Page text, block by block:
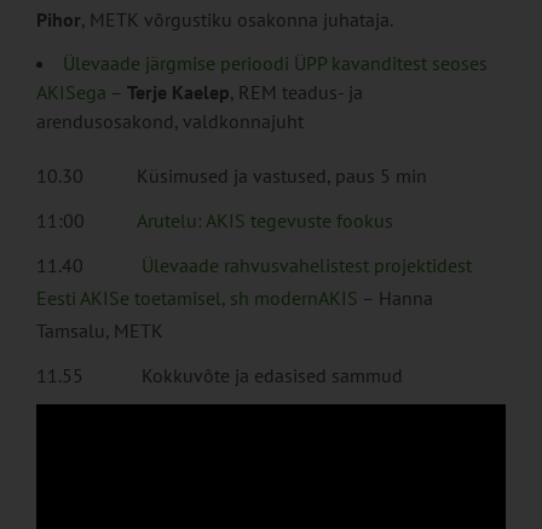
Pihor, METK võrgustiku osakonna juhataja.
Ülevaade järgmise perioodi ÜPP kavanditest seoses
AKISega – Terje Kaelep, REM teadus- ja
arendusosakond, valdkonnajuht
10.30 Küsimused ja vastused, paus 5 min
11:00 Arutelu: AKIS tegevuste fookus
11.40 Ülevaade rahvusvahelistest projektidest
Eesti AKISe toetamisel, sh modernAKIS – Hanna
Tamsalu, METK
11.55 Kokkuvõte ja edasised sammud